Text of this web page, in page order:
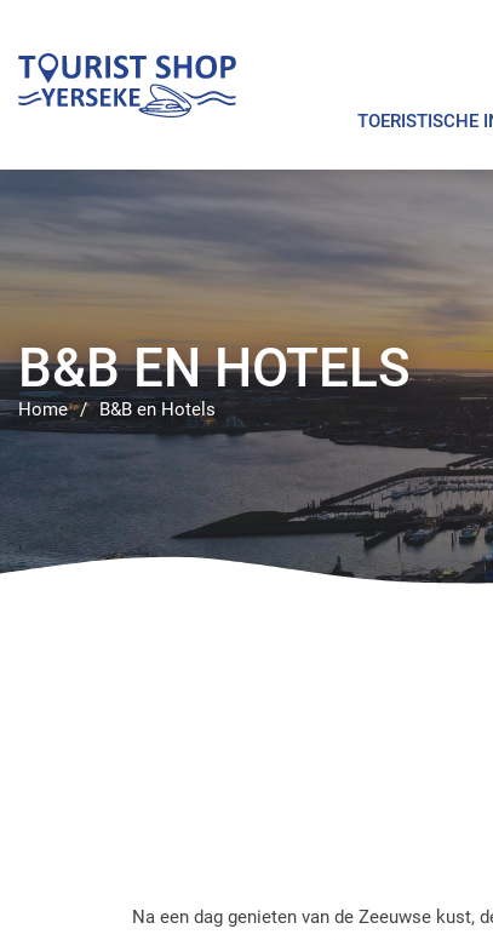
TOERISTISCHE
B&B EN HOTELS
Home / B&B en Hotels
Na een dag genieten van de Zeeuwse kust,